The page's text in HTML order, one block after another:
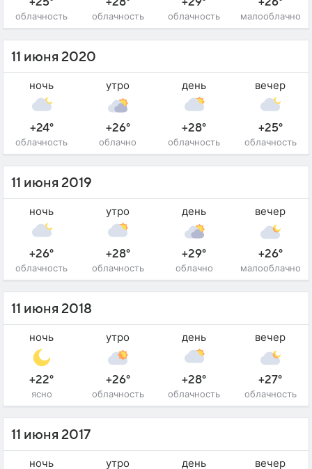
облачность облачность облачность малооблачно
11 июня 2020
ночь
+24°
облачность
утро
+26°
облачно
день
+28°
облачность
вечер
+25°
облачность
11 июня 2019
ночь
+26°
облачность
утро
+28°
облачность
день
+29°
облачно
вечер
+26°
малооблачно
11 июня 2018
ночь
+22°
ясно
утро
+26°
облачность
день
+28°
облачность
вечер
+27°
облачность
11 июня 2017
ночь утро день вечер